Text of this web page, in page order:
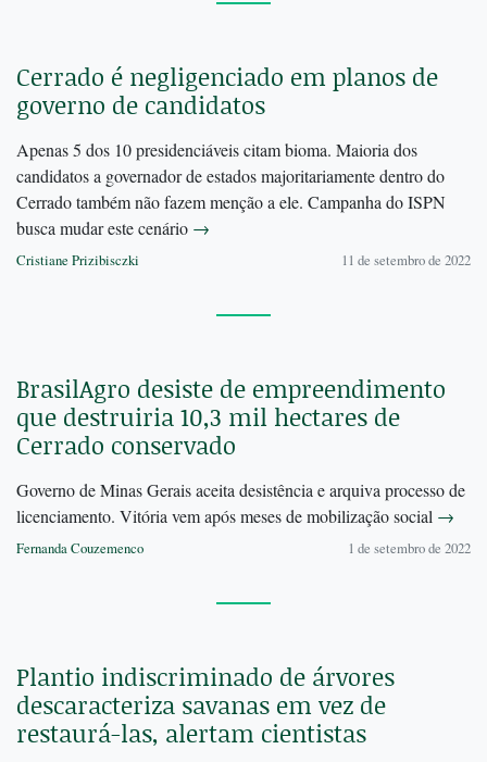
Cerrado é negligenciado em planos de
governo de candidatos
Apenas 5 dos 10 presidenciáveis citam bioma. Maioria dos
candidatos a governador de estados majoritariamente dentro do
Cerrado também não fazem menção a ele. Campanha do ISPN
busca mudar este cenário →
Cristiane Prizibisczki 11 de setembro de 2022
BrasilAgro desiste de empreendimento
que destruiria 10,3 mil hectares de
Cerrado conservado
Governo de Minas Gerais aceita desistência e arquiva processo de
licenciamento. Vitória vem após meses de mobilização social →
Fernanda Couzemenco 1 de setembro de 2022
Plantio indiscriminado de árvores
descaracteriza savanas em vez de
restaurá-las, alertam cientistas